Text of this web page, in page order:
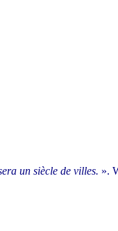
un siècle de villes. ».